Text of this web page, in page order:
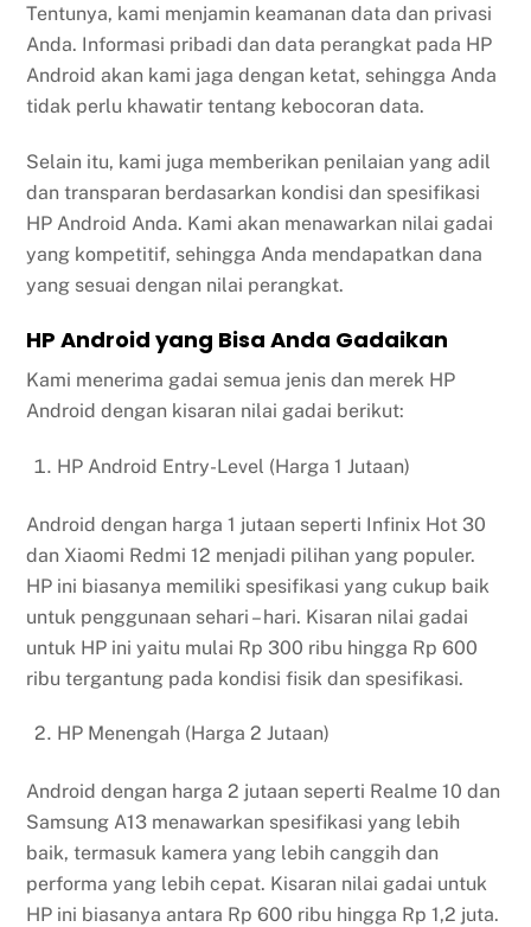
Tentunya, kami menjamin keamanan data dan privasi
Anda. Informasi pribadi dan data perangkat pada HP
Android akan kami jaga dengan ketat, sehingga Anda
tidak perlu khawatir tentang kebocoran data.
Selain itu, kami juga memberikan penilaian yang adil
dan transparan berdasarkan kondisi dan spesifikasi
HP Android Anda. Kami akan menawarkan nilai gadai
yang kompetitif, sehingga Anda mendapatkan dana
yang sesuai dengan nilai perangkat.
HP Android yang Bisa Anda Gadaikan
Kami menerima gadai semua jenis dan merek HP
Android dengan kisaran nilai gadai berikut:
HP Android Entry-Level (Harga 1 Jutaan)
Android dengan harga 1 jutaan seperti Infinix Hot 30
dan Xiaomi Redmi 12 menjadi pilihan yang populer.
HP ini biasanya memiliki spesifikasi yang cukup baik
untuk penggunaan sehari – hari. Kisaran nilai gadai
untuk HP ini yaitu mulai Rp 300 ribu hingga Rp 600
ribu tergantung pada kondisi fisik dan spesifikasi.
HP Menengah (Harga 2 Jutaan)
Android dengan harga 2 jutaan seperti Realme 10 dan
Samsung A13 menawarkan spesifikasi yang lebih
baik, termasuk kamera yang lebih canggih dan
performa yang lebih cepat. Kisaran nilai gadai untuk
HP ini biasanya antara Rp 600 ribu hingga Rp 1,2 juta.